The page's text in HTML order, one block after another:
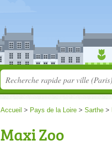
Accueil > Pays de la Loire > Sarthe >
Maxi Zoo